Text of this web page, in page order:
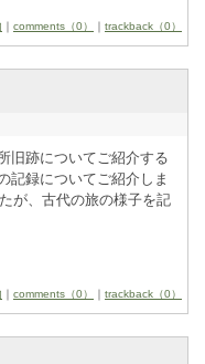
｜ comments（0） ｜ trackback（0）
旧跡についてご紹介する
記録についてご紹介しま
が、古代の旅の様子を記
｜ comments（0） ｜ trackback（0）